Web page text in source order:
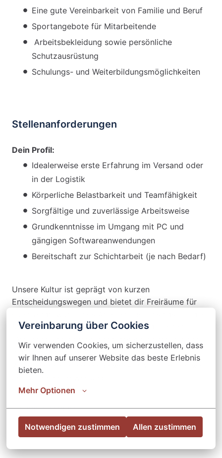
Vereinbarung über Cookies
Wir verwenden Cookies, um sicherzustellen, dass
wir Ihnen auf unserer Website das beste Erlebnis
bieten.
Mehr Optionen
Notwendigen zustimmen Allen zustimmen
Eine gute Vereinbarkeit von Familie und Beruf
Sportangebote für Mitarbeitende
Arbeitsbekleidung sowie persönliche
Schutzausrüstung
Schulungs- und Weiterbildungsmöglichkeiten
Stellenanforderungen
Dein Profil:
Idealerweise erste Erfahrung im Versand oder
in der Logistik
Körperliche Belastbarkeit und Teamfähigkeit
Sorgfältige und zuverlässige Arbeitsweise
Grundkenntnisse im Umgang mit PC und
gängigen Softwareanwendungen
Bereitschaft zur Schichtarbeit (je nach Bedarf)
Unsere Kultur ist geprägt von kurzen
Entscheidungswegen und bietet dir Freiräume für
Möglichkeiten zum Einsatz und Ausbau deiner
teamorientierten Atmosphäre.
Wenn wir dein Interesse geweckt haben, freuen wir
#teamsteinemann